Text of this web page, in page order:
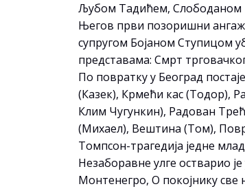
Љубом Тадићем, Слободаном
Његов први позоришни
супругом Бојаном Ступицом
представама: Смрт
По повратку у Београд
(Казек), Крмећи кас (Тодор),
Клим Чугункин), Радован
(Михаел), Вештина (Том),
Томпсон-трагедија једне
Незаборавне улге остварио
Монтенегро, О покојнику све